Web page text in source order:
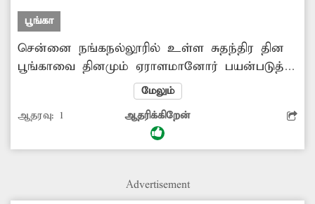
பூங்கா
சென்னை நங்கநல்லூரில் உள்ள சுதந்திர தின
பூங்காவை தினமும் ஏராளமானோர் பயன்படுத்தி
வருகின்றனர். பூங்காவின் பெயர் பலகை
அமைக்கபட்டிருக்கும் இடத்திற்கு முன்பாக சிலர்
போஸ்டர்களை ஒட்டியும், விளம்பர பதாகைகளை
வைத்தும் பூங்காவை அசுத்தம் செய்கின்றனர்.
காணப்படுகிறது. எனவே, சம்பந்தப்பட்ட
மேலும்
ஆதரவு: 1 ஆதரிக்கிறேன்
Advertisement